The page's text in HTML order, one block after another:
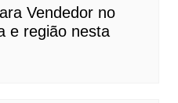
Vendedor no
e região nesta